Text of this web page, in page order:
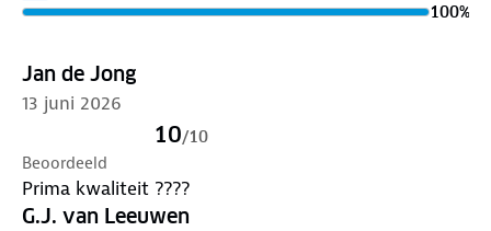
100%
Jan de Jong
13 juni 2026
10/10
Beoordeeld
Prima kwaliteit ????
G.J. van Leeuwen